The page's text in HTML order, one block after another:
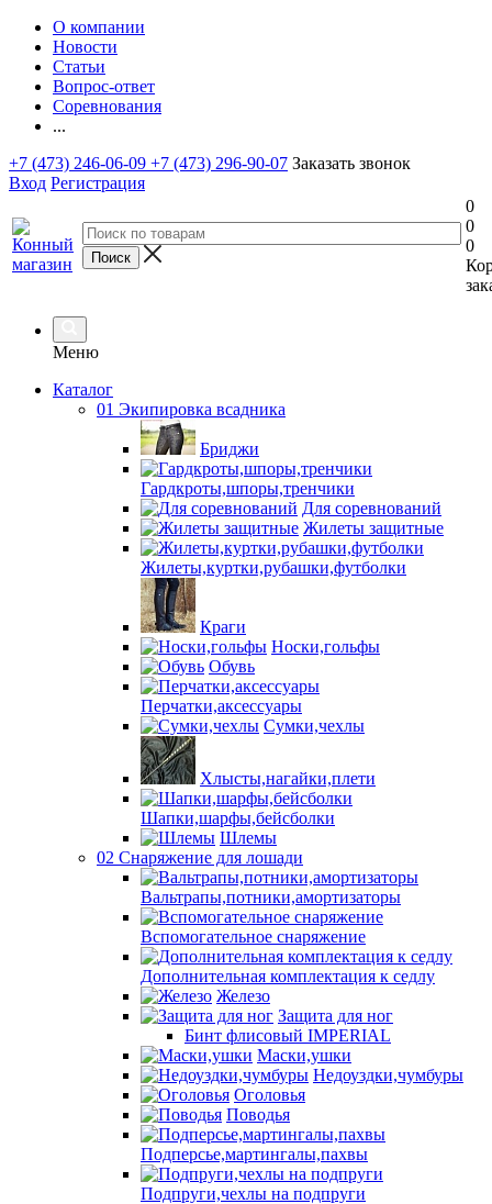
О компании
Новости
Статьи
Вопрос-ответ
Соревнования
...
+7 (473) 246-06-09 +7 (473) 296-90-07 Заказать звонок
Вход Регистрация
0
0
0
Меню
Каталог
01 Экипировка всадника
Бриджи
Гардкроты,шпоры,тренчики
Для соревнований
Жилеты защитные
Жилеты,куртки,рубашки,футболки
Краги
Носки,гольфы
Обувь
Перчатки,аксессуары
Сумки,чехлы
Хлысты,нагайки,плети
Шапки,шарфы,бейсболки
Шлемы
02 Снаряжение для лошади
Вальтрапы,потники,амортизаторы
Вспомогательное снаряжение
Дополнительная комплектация к седлу
Железо
Защита для ног
Бинт флисовый IMPERIAL
Маски,ушки
Недоуздки,чумбуры
Оголовья
Поводья
Подперсье,мартингалы,пахвы
Подпруги,чехлы на подпруги